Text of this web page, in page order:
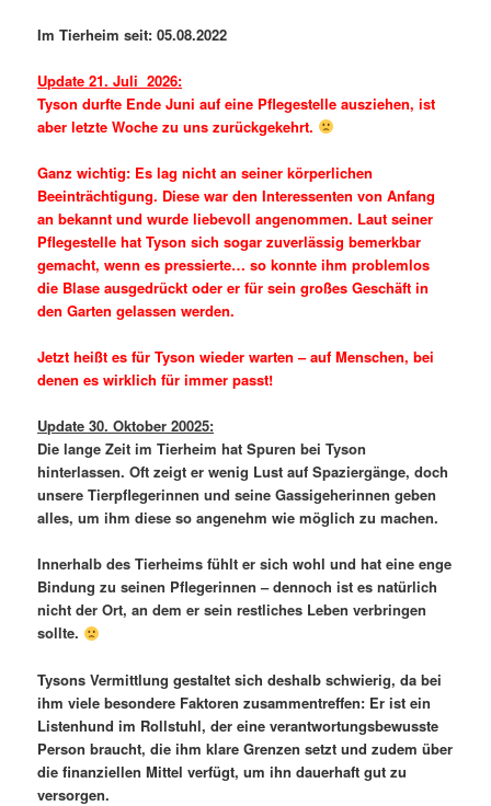
Im Tierheim seit: 05.08.2022
Update 21. Juli 2026:
Tyson durfte Ende Juni auf eine Pflegestelle ausziehen, ist
aber letzte Wochezu uns zurückgekehrt.
Ganz wichtig: Es lag nicht an seiner körperlichen
Beeinträchtigung. Diese war den Interessenten von Anfang
an bekannt und wurde liebevoll angenommen. Laut seiner
Pflegestelle hat Tyson sich sogar zuverlässig bemerkbar
gemacht, wenn es pressierte… so konnte ihm problemlos
die Blase ausgedrückt oder er für sein großes Geschäft in
den Garten gelassen werden.
Jetzt heißt es für Tyson wieder warten – auf Menschen, bei
denen es wirklich für immer passt!
Update 30. Oktober 20025:
Die lange Zeit im Tierheim hat Spuren bei Tyson
hinterlassen. Oft zeigt er wenig Lust auf Spaziergänge, doch
unsere Tierpflegerinnen und seine Gassigeherinnen geben
alles, um ihm diese so angenehm wie möglich zu machen.
Innerhalb des Tierheims fühlt er sich wohl und hat eine enge
Bindung zu seinen Pflegerinnen – dennoch ist es natürlich
nicht der Ort, an dem er sein restliches Leben verbringen
sollte.
Tysons Vermittlung gestaltet sich deshalb schwierig, da bei
ihm viele besondere Faktoren zusammentreffen: Er ist ein
Listenhund im Rollstuhl, der eine verantwortungsbewusste
Person braucht, die ihm klare Grenzen setzt und zudem über
die finanziellen Mittel verfügt, um ihn dauerhaft gut zu
versorgen.